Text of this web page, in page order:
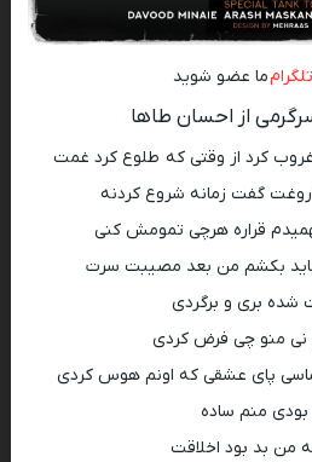
ما عضو شوید
از احسان طاها
کرد از وقتی که طلوع کرد غمت
گفت زمانه شروع کردنه
قراره هرچی تمومش کنی
بکشم من بعد مصیبت سرت
شده بری و برگردی
نی منو چی فرض کردی
پای عشقی که اونم هوس کردی
منم ساده
من بد بود اخلاقت